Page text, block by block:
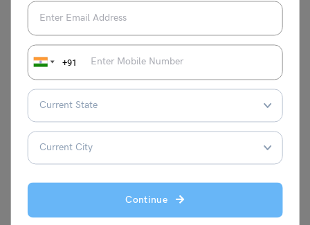
+91
Continue
पर लेखन का चार वर्षों से अधिक का अनुभव है। इससे
ThisDay App में कंटेंट राइटर और कंटेंट डेवलपर
रह चुके हैं। उन्होंने चौधरी चरण सिंह विश्वविद्यालय से
हिंदी में और दिल्ली विश्वविद्यालय से बौद्ध अध्ययन में
मास्टर डिग्रियाँ प्राप्त की हैं। उनसे
neeraj.kashyap@leverageedu.com
या
LinkedIn प्रोफाइल के माध्यम से संपर्क किया जा